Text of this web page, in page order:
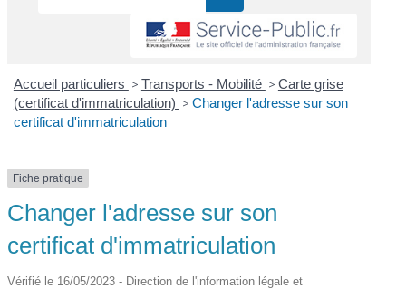
Accueil particuliers > Transports - Mobilité > Carte grise
(certificat d'immatriculation) > Changer l'adresse sur son
certificat d'immatriculation
Fiche pratique
Changer l'adresse sur son
certificat d'immatriculation
Vérifié le 16/05/2023 - Direction de l'information légale et